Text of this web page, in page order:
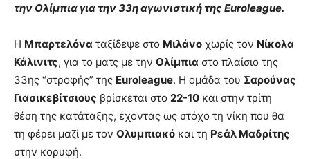
την Ολίμπια για την 33η αγωνιστική της Euroleague.
Η Μπαρτελόνα ταξίδεψε στο Μιλάνο χωρίς τον Νίκολα
Κάλινιτς, για το ματς με την Ολίμπια στο πλαίσιο της
33ης “στροφής” της Euroleague. Η ομάδα του Σαρούνας
Γιασικεβίτσιους βρίσκεται στο 22-10 και στην τρίτη
θέση της κατάταξης, έχοντας ως στόχο τη νίκη που θα
τη φέρει μαζί με τον Ολυμπιακό και τη Ρεάλ Μαδρίτης
στην κορυφή.